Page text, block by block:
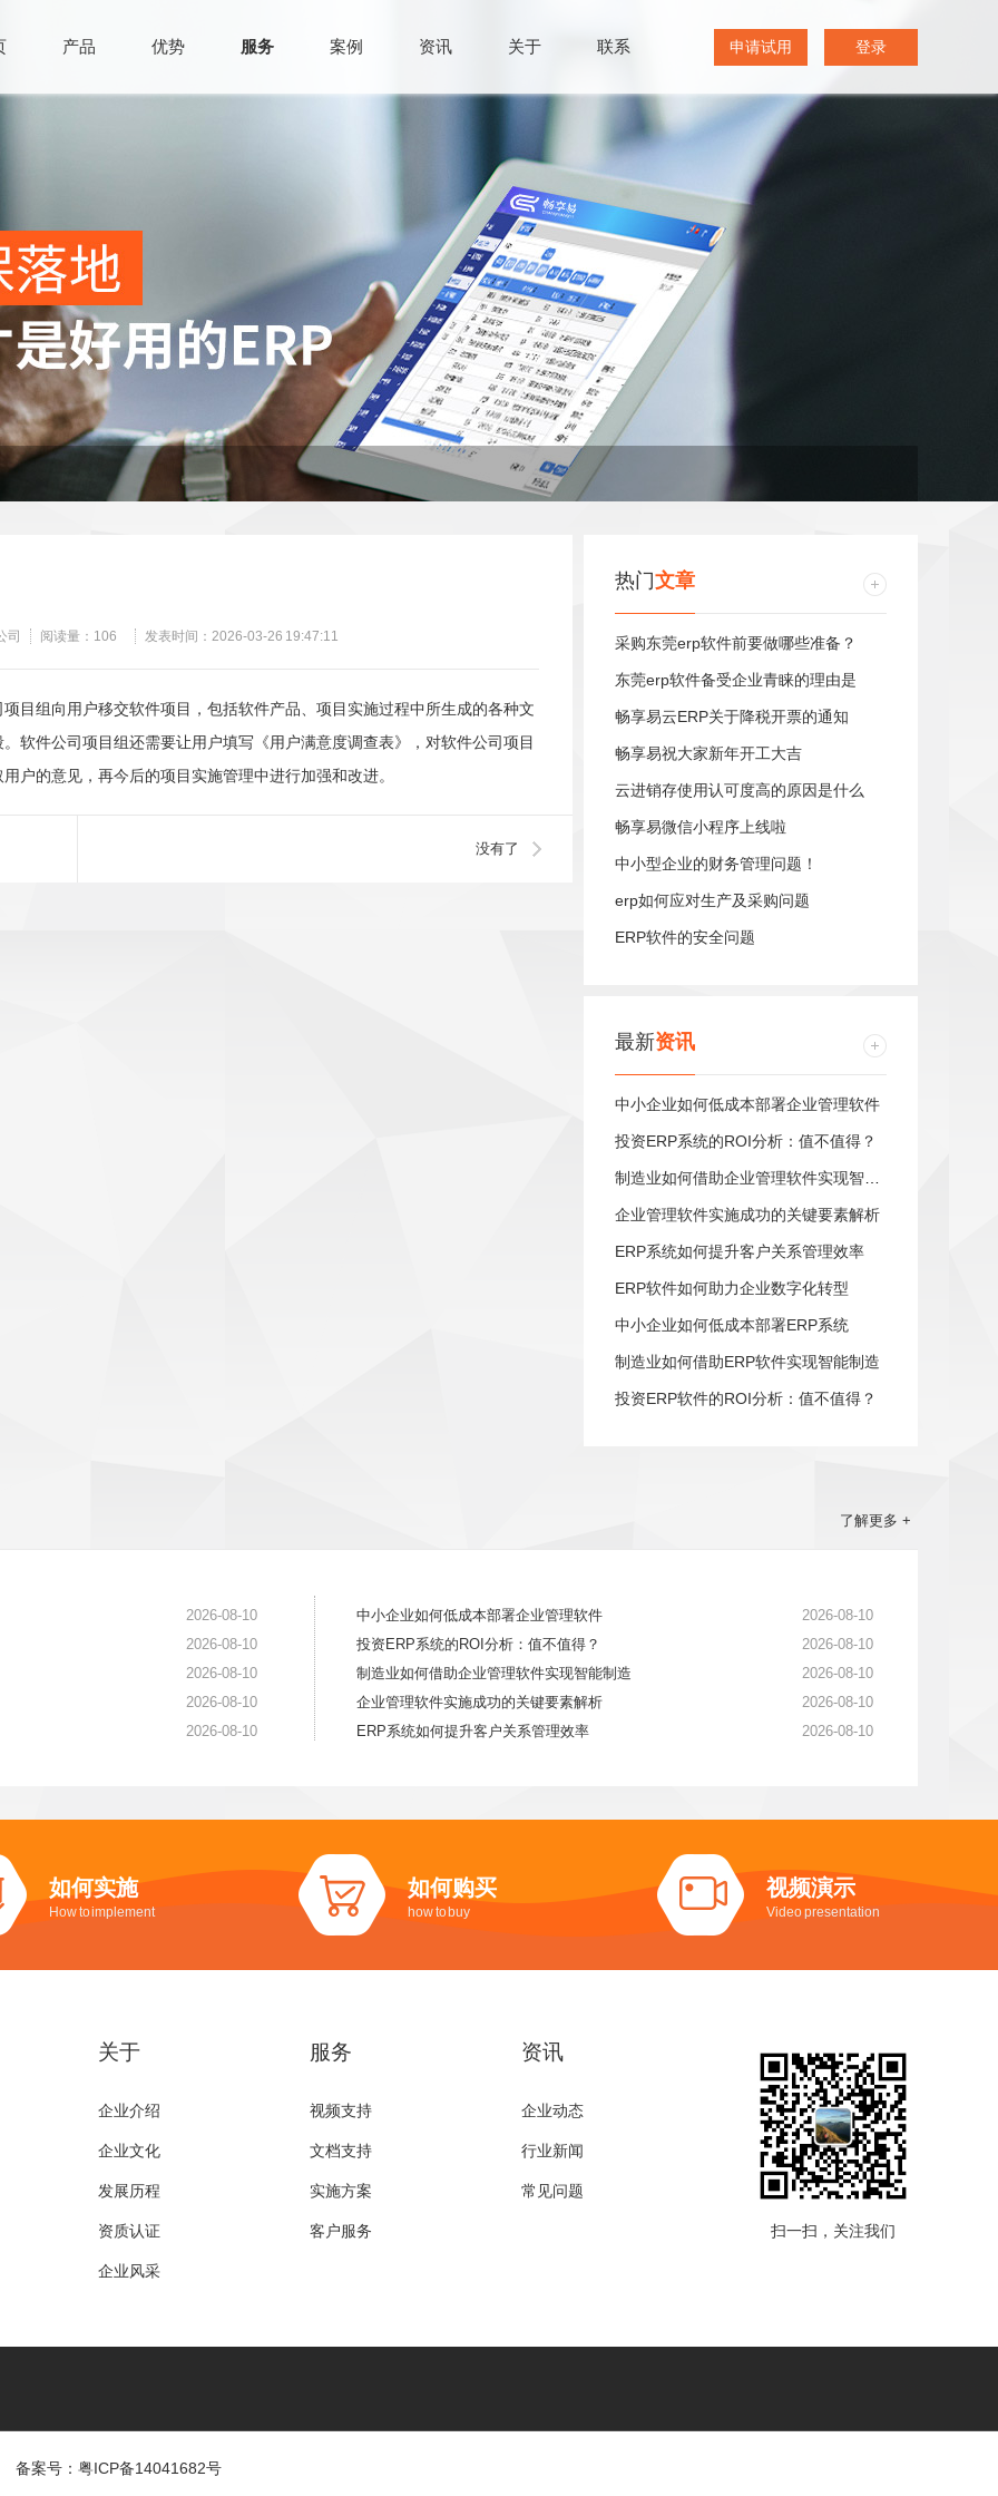
申请试用 登录
产品 优势 服务 案例 资讯 关于 联系
司 阅读量： 106 发表时间：2026-03-26 19:47:11
目组向用户移交软件项目，包括软件产品、项目实施过程中所生成的各种文
软件公司项目组还需要让用户填写《用户满意度调查表》，对软件公司项目
户的意见，再今后的项目实施管理中进行加强和改进。
没有了
热门文章
采购东莞erp软件前要做哪些准备？
东莞erp软件备受企业青睐的理由是
畅享易云ERP关于降税开票的通知
畅享易祝大家新年开工大吉
云进销存使用认可度高的原因是什么
畅享易微信小程序上线啦
中小型企业的财务管理问题！
erp如何应对生产及采购问题
ERP软件的安全问题
最新资讯
中小企业如何低成本部署企业管理软件
投资ERP系统的ROI分析：值不值得？
企业管理软件实施成功的关键要素解析
ERP系统如何提升客户关系管理效率
ERP软件如何助力企业数字化转型
中小企业如何低成本部署ERP系统
制造业如何借助ERP软件实现智能制造
投资ERP软件的ROI分析：值不值得？
了解更多 +
2026-08-10
2026-08-10
2026-08-10
2026-08-10
2026-08-10
中小企业如何低成本部署企业管理软件
2026-08-10
投资ERP系统的ROI分析：值不值得？
2026-08-10
制造业如何借助企业管理软件实现智能制造
2026-08-10
企业管理软件实施成功的关键要素解析
2026-08-10
ERP系统如何提升客户关系管理效率
2026-08-10
如何实施
How to implement
如何购买
how to buy
视频演示
Video presentation
关于
企业介绍
企业文化
发展历程
资质认证
企业风采
服务
视频支持
文档支持
实施方案
客户服务
资讯
企业动态
行业新闻
常见问题
扫一扫，关注我们
备案号：粤ICP备14041682号